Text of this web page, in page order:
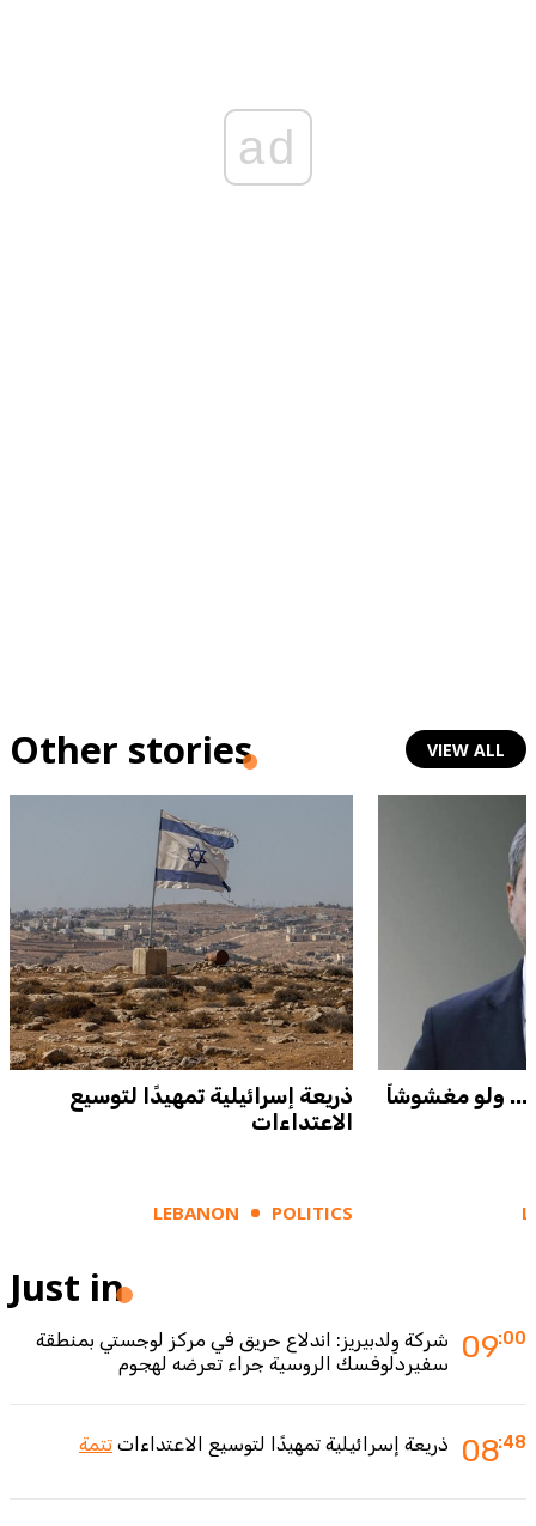
TTV Plus
ad
Other stories VIEW ALL
ذريعة إسرائيلية تمهيدًا لتوسيع
الاعتداءات
LEBANON POLITICS
ولو مغشوشاً
Just in
09:00
شركة وِلدبيريز: اندلاع حريق في مركز لوجستي بمنطقة
سفيردلوفسك الروسية جراء تعرضه لهجوم
08:48 ذريعة إسرائيلية تمهيدًا لتوسيع الاعتداءات تتمة